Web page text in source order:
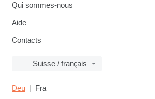
Qui sommes-nous
Aide
Contacts
Suisse / français
Deu Fra